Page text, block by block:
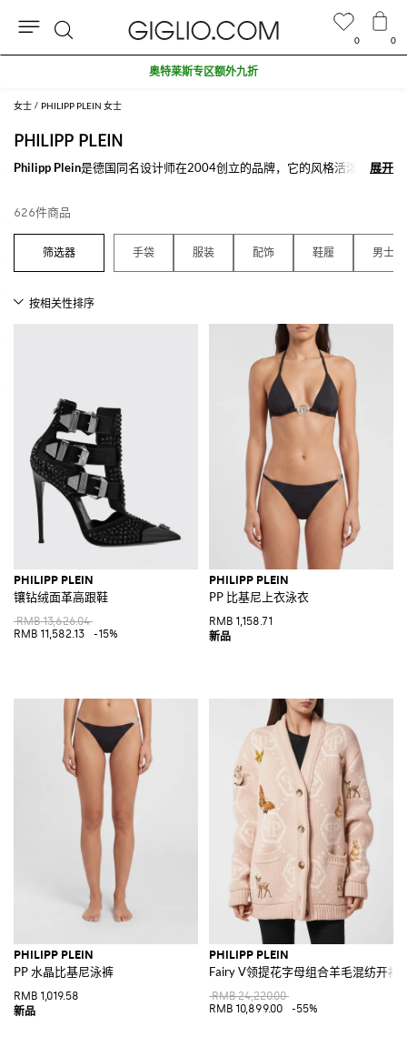
女士 PHILIPP PLEIN 女士
PHILIPP PLEIN
Philipp Plein是德国同名设计师在2004创立的品牌，它的风格活泼挑衅，
素，甚至是不同单品上的主角，诸如T恤，连衣裙，牛仔裤，运动服，鞋
履，手袋和配饰等Philipp Plein品牌男士、女士、儿童系列单品。
这个德国品牌女士系列灵感来自于女性的强悍、活力和不轻易满足的一
碧昂丝，妮琪·米娜和许多其他果断，不羁和前卫的女性。 Philipp Plein男
士系列，同样地带来视觉冲击，完美展现出该品牌的灵魂和主题，因此成
为了年轻人和名人最喜爱的品牌之一。甚至是儿童系列也不给予妥协的空
系列服饰，针织衫，T恤，卫衣，连身服，手袋，配饰和 鞋履Philipp Plein
都是在卢加诺设计，该品牌的总部，都是严格遵循意大利制造品质，在这
里交织着传统，文化和生活方式来创造出完美款式，用炫目和奢侈的风格
来享乐以及惊艳生活。
探索Philipp Plein儿童，女士和男士系列就在Giglio.com，满500€免费配
送。
查看所有
PHILIPP PLEIN
展开
展开
626件商品
手袋 服装 配饰 鞋履 男士
PHILIPP PLEIN
镶钻绒面革高跟鞋
RMB 13,626.04
RMB 11,582.13
-15%
PHILIPP PLEIN
PP 比基尼上衣泳衣
RMB 1,158.71
PHILIPP PLEIN
PP 水晶比基尼泳裤
RMB 1,019.58
PHILIPP PLEIN
Fairy V领提花字母组合羊毛混纺开衫
RMB 24,220.00
RMB 10,899.00
-55%
0 0
奥特莱斯专区额外九折